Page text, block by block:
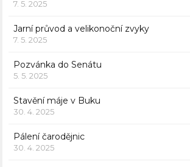
7. 5. 2025
Jarní průvod a velikonoční zvyky
7. 5. 2025
Pozvánka do Senátu
5. 5. 2025
Stavění máje v Buku
30. 4. 2025
Pálení čarodějnic
30. 4. 2025